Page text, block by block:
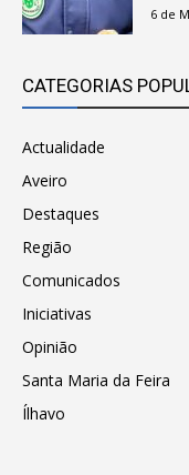
6 de
CATEGORIAS
Actualidade
Aveiro
Destaques
Região
Comunicados
Iniciativas
Opinião
Santa Maria da Feira
Ílhavo